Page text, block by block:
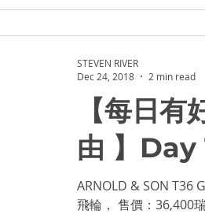
【每日
由 】Day
ARNOLD & SON T36 Gunmetal 賣點：「炮銅」版本，三臂設計陀
飛輪， 售價：36,400瑞郎（不含稅） ARNOLD & SON的陀飛輪精
STEVEN RIVER
Dec 24, 2018
2 min read